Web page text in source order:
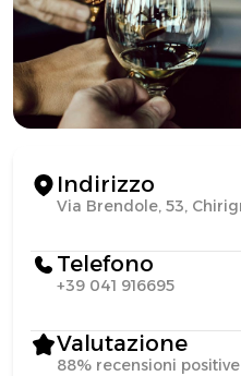
Indirizzo
Via Brendole, 53,
Telefono
+39 041 916695
Valutazione
88% recensioni